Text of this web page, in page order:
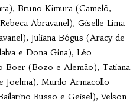
Bruno Kimura (Camelô,
Abravanel), Giselle Lima
Juliana Bógus (Aracy de
e Dona Gina), Léo
Boer (Bozo e Alemão), Tatiana
Joelma), Murilo Armacollo
Russo e Geisel), Velson